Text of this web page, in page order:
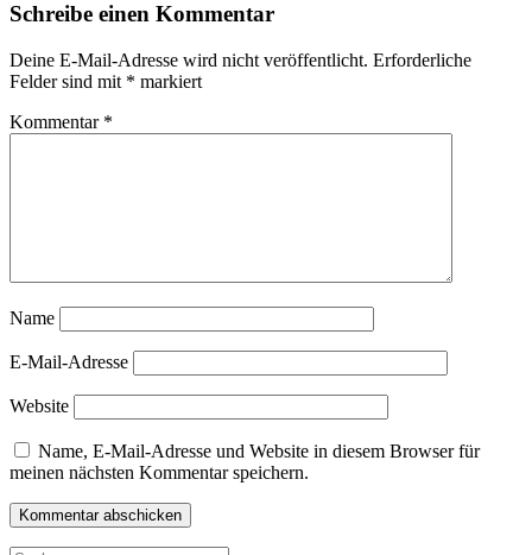
Schreibe einen Kommentar
Deine E-Mail-Adresse wird nicht veröffentlicht. Erforderliche
Felder sind mit * markiert
Kommentar *
Name
E-Mail-Adresse
Website
Name, E-Mail-Adresse und Website in diesem Browser für
meinen nächsten Kommentar speichern.